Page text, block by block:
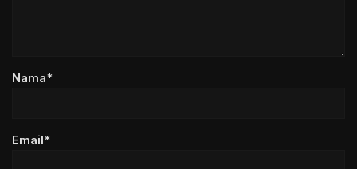
Nama*
Email*